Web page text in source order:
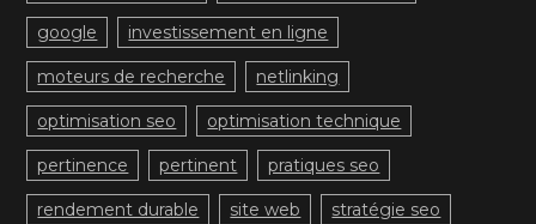
google investissement en ligne
moteurs de recherche netlinking
optimisation seo optimisation technique
pertinence pertinent pratiques seo
rendement durable site web stratégie seo